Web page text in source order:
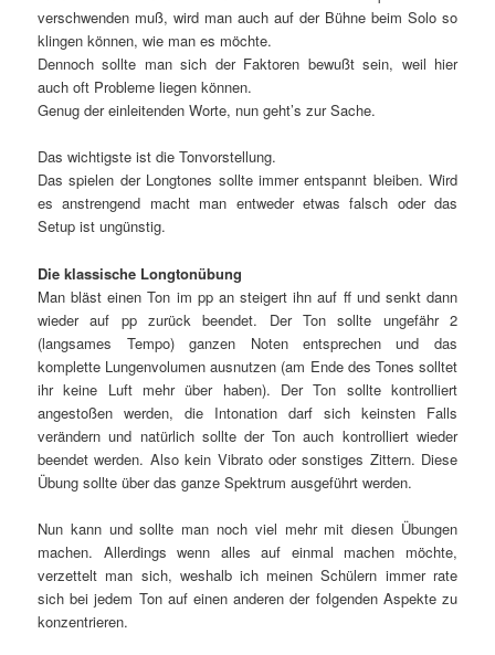
verschwenden muß, wird man auch auf der Bühne beim Solo so
klingen können, wie man es möchte.
Dennoch sollte man sich der Faktoren bewußt sein, weil hier
auch oft Probleme liegen können.
Genug der einleitenden Worte, nun geht’s zur Sache.
Das wichtigste ist die Tonvorstellung.
Das spielen der Longtones sollte immer entspannt bleiben. Wird
es anstrengend macht man entweder etwas falsch oder das
Setup ist ungünstig.
Die klassische Longtonübung
Man bläst einen Ton im pp an steigert ihn auf ff und senkt dann
wieder auf pp zurück beendet. Der Ton sollte ungefähr 2
(langsames Tempo) ganzen Noten entsprechen und das
komplette Lungenvolumen ausnutzen (am Ende des Tones solltet
ihr keine Luft mehr über haben). Der Ton sollte kontrolliert
angestoßen werden, die Intonation darf sich keinsten Falls
verändern und natürlich sollte der Ton auch kontrolliert wieder
beendet werden. Also kein Vibrato oder sonstiges Zittern. Diese
Übung sollte über das ganze Spektrum ausgeführt werden.
Nun kann und sollte man noch viel mehr mit diesen Übungen
machen. Allerdings wenn alles auf einmal machen möchte,
verzettelt man sich, weshalb ich meinen Schülern immer rate
sich bei jedem Ton auf einen anderen der folgenden Aspekte zu
konzentrieren.